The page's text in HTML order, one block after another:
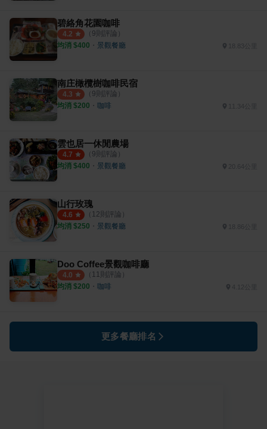
碧絡角花園咖啡
4.2 （ 9則評論）
均消 $400 ・ 景觀餐廳
南庄橄欖樹咖啡民宿
4.3 （ 9則評論）
均消 $200 ・ 咖啡 11.34公里
雲也居一休閒農場
4.7 （ 9則評論）
均消 $400 ・ 景觀餐廳 20.64公里
山行玫瑰
4.6 （ 12則評論）
均消 $250 ・ 景觀餐廳
Doo Coffee景觀咖啡廳
4.0 （ 11則評論）
均消 $200 ・ 咖啡 4.12公里
更多餐廳排名